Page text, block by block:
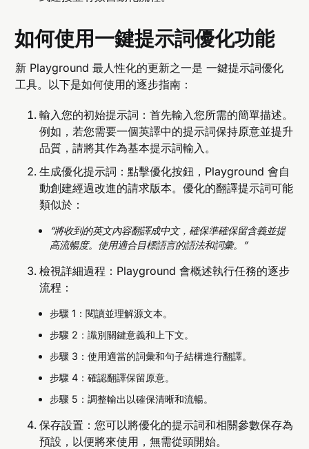
如何使用一鍵提示詞優化功能
新 Playground 最人性化的更新之一是 一鍵提示詞優化
工具。以下是如何使用的逐步指南：
輸入您的初始提示詞：首先輸入您所需的簡單描述。
例如，若您需要一個英譯中的提示詞保持原意並提升
品質，請將其作為基本提示詞輸入。
生成優化提示詞：點擊優化按鈕，Playground 會自
動創建經過改進的請求版本。優化的翻譯提示詞可能
類似於：
“將收到的英文內容翻譯成中文，確保準確保留含義並提
高流暢度。使用適合目標語言的語法和詞彙。”
檢視詳細過程：Playground 會概述執行任務的逐步
流程：
步驟 1：閱讀並理解源文本。
步驟 2：識別關鍵意義和上下文。
步驟 3：使用適當的詞彙和句子結構進行翻譯。
步驟 4：確認翻譯保留原意。
步驟 5：調整輸出以確保清晰和流暢。
保存設置：您可以將優化的提示詞和相關參數保存為
預設，以便將來使用，無需從頭開始。